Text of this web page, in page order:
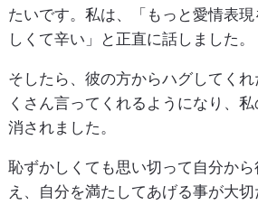
たいです。私は、「もっと愛情表
しくて辛い」と正直に話しました。
そしたら、彼の方からハグしてく
くさん言ってくれるようになり、
消されました。
恥ずかしくても思い切って自分か
え、自分を満たしてあげる事が大